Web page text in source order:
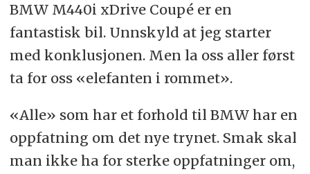
BMW M440i xDrive Coupé er en
fantastisk bil. Unnskyld at jeg starter
med konklusjonen. Men la oss aller først
ta for oss «elefanten i rommet».
«Alle» som har et forhold til BMW har en
oppfatning om det nye trynet. Smak skal
man ikke ha for sterke oppfatninger om,